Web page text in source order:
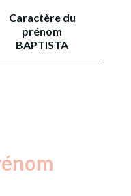
Caractère du
prénom
BAPTISTA